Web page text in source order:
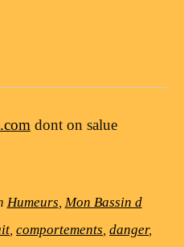
dont on salue
Humeurs, Mon Bassin d
, comportements, danger,